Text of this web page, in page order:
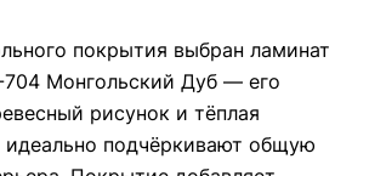
покрытия выбран ламинат
704 Монгольский Дуб — его
рисунок и тёплая
идеально подчёркивают общую